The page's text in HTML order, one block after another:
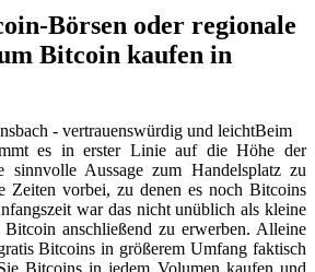
Börsen oder regionale
Bitcoin kaufen in
Beim
es in erster Linie auf die Höhe der
sinnvolle Aussage zum Handelsplatz zu
Zeiten vorbei, zu denen es noch Bitcoins
war das nicht unüblich als kleine
anschließend zu erwerben. Alleine
Bitcoins in größerem Umfang faktisch